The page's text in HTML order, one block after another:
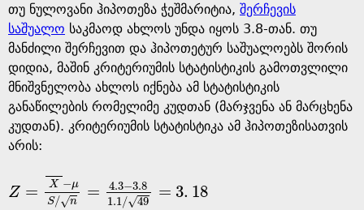
თუ ნულოვანი ჰიპოთეზა ჭეშმარიტია, შერჩევის
საშუალო საკმაოდ ახლოს უნდა იყოს 3.8-თან. თუ
მანძილი შერჩევით და ჰიპოთეტურ საშუალოებს შორის
დიდია, მაშინ კრიტერიუმის სტატისტიკის გამოთვლილი
მნიშვნელობა ახლოს იქნება ამ სტატისტიკის
განაწილების რომელიმე კუდთან (მარჯვენა ან მარცხენა
კუდთან). კრიტერიუმის სტატისტიკა ამ ჰიპოთეზისათვის
არის:
Z = X −μ
S/ n
√ = 4.3−3.8
1.1/ 49
√ = 3. 18
Z=X- μS/n= .3 3.81.1/49= 3. 18